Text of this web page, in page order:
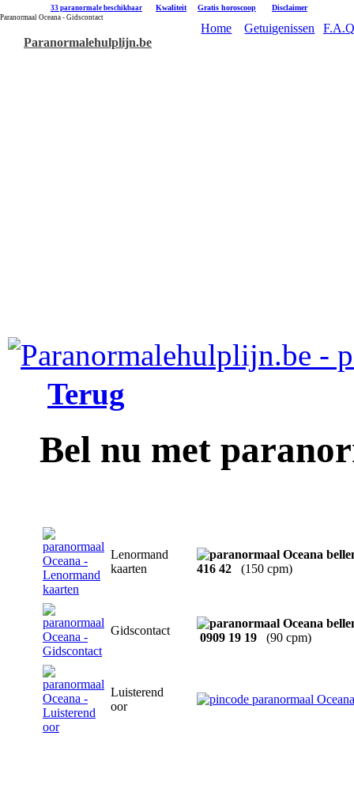
33 paranormale beschikbaar Kwaliteit Gratis horoscoop Disclaimer
Paranormaal Oceana - Gidscontact
Paranormalehulplijn.be
Home Getuigenissen
Terug
Bel nu met
Lenormand
kaarten
416 42 (150 cpm)
Gidscontact
0909 19 19 (90 cpm)
Luisterend
oor